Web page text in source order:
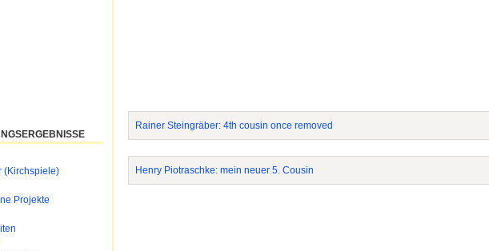
Rainer Steingräber: 4th cousin once removed
Henry Piotraschke: mein neuer 5. Cousin
(Kirchspiele)
Projekte